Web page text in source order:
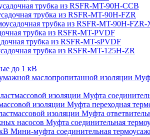
трубка из RSFR-MT-90H-CCB
трубка из RSFR-MT-90H-FZR
трубка из RSFR-MT-90H-FZR-
трубка из RSFR-MT-PVDF
трубка из RSFR-MT-sPVDF
трубка из RSFR-MT-125H-ZR
до 1 кВ
Муфта
Муфта переходная
Муфта
Муфта соединительная
Мини-муфта соединительная